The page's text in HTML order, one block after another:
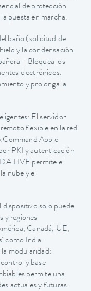
de protección
puesta en marcha.
baño (solicitud de
y la condensación
- Bloquea los
electrónicos.
y prolonga la
El servidor
flexible en la red
Command App o
PKI y autenticación
permite el
nube y el
solo puede
y regiones
Canadá, UE,
como India.
modularidad:
y base
permite una
actuales y futuras.